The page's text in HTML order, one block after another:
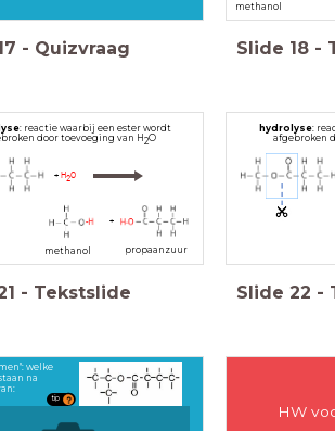
- Quizvraag
methanol
Slide 18 -
: reactie waarbij een ester wordt
door toevoeging van H2O
+ H2O
+
methanol propaanzuur
- Tekstslide
hydrolyse:
afgebroken
Slide 22 -
welke
na
tip
HW